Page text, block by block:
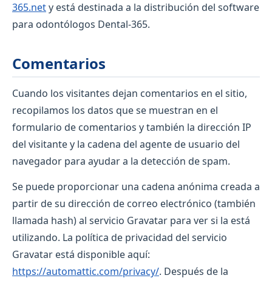
365.nety está destinada a la distribución del software
para odontólogos Dental-365.
Comentarios
Cuando los visitantes dejan comentarios en el sitio,
recopilamos los datos que se muestran en el
formulario de comentarios y también la dirección IP
del visitante y la cadena del agente de usuario del
navegador para ayudar a la detección de spam.
Se puede proporcionar una cadena anónima creada a
partir de su dirección de correo electrónico (también
llamada hash) al servicio Gravatar para ver si la está
utilizando. La política de privacidad del servicio
Gravatar está disponible aquí:
https://automattic.com/privacy/. Después de la